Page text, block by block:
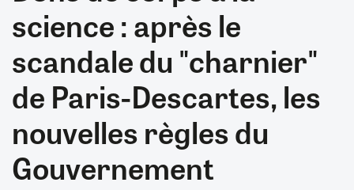
science : après le
scandale du "charnier"
de Paris-Descartes, les
nouvelles règles du
Gouvernement